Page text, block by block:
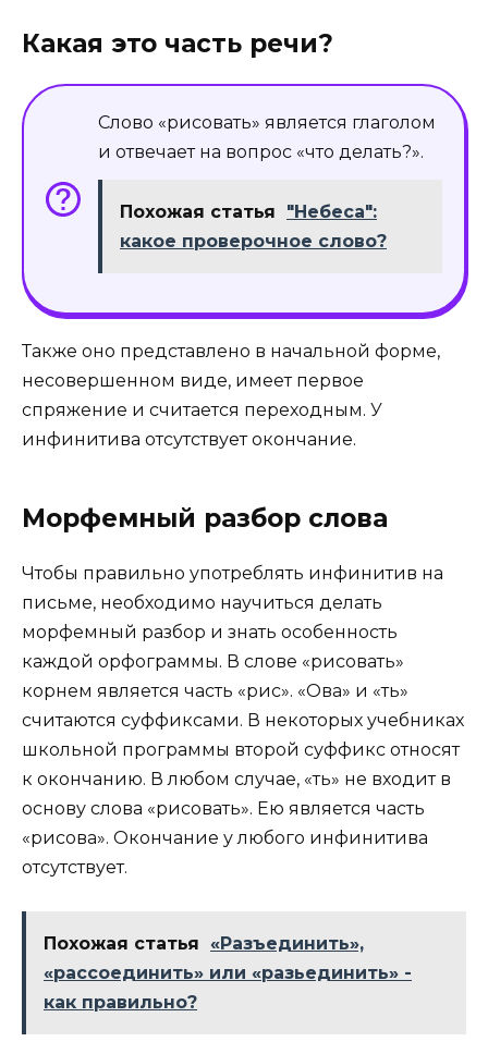
Какая это часть речи?
Слово «рисовать» является глаголом
и отвечает на вопрос «что делать?».
Похожая статья
"Небеса":
какое проверочное слово?
Также оно представлено в начальной форме,
несовершенном виде, имеет первое
спряжение и считается переходным. У
инфинитива отсутствует окончание.
Морфемный разбор слова
Чтобы правильно употреблять инфинитив на
письме, необходимо научиться делать
морфемный разбор и знать особенность
каждой орфограммы. В слове «рисовать»
корнем является часть «рис». «Ова» и «ть»
считаются суффиксами. В некоторых учебниках
школьной программы второй суффикс относят
к окончанию. В любом случае, «ть» не входит в
основу слова «рисовать». Ею является часть
«рисова». Окончание у любого инфинитива
отсутствует.
Похожая статья
«Разъединить»,
«рассоединить» или «разьединить» -
как правильно?